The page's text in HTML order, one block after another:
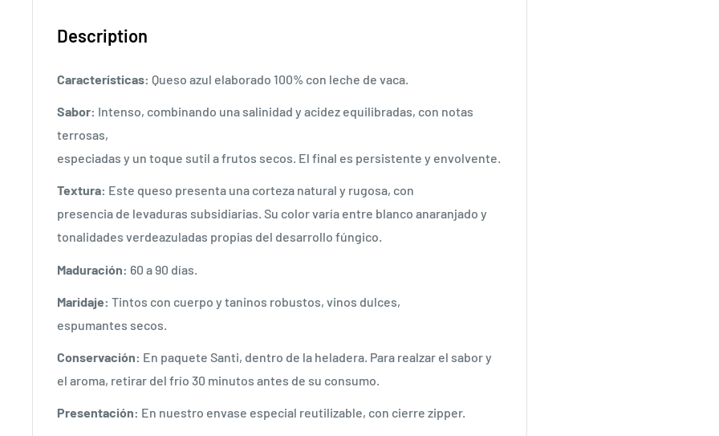
Description
Características: Queso azul elaborado 100% con leche de vaca.
Sabor: Intenso, combinando una salinidad y acidez equilibradas, con notas
terrosas,
especiadas y un toque sutil a frutos secos. El final es persistente y envolvente.
Textura: Este queso presenta una corteza natural y rugosa, con
presencia de levaduras subsidiarias. Su color varía entre blanco anaranjado y
tonalidades verdeazuladas propias del desarrollo fúngico.
Maduración: 60 a 90 días.
Maridaje: Tintos con cuerpo y taninos robustos, vinos dulces,
espumantes secos.
Conservación: En paquete Santi, dentro de la heladera. Para realzar el sabor y
el aroma, retirar del frío 30 minutos antes de su consumo.
Presentación: En nuestro envase especial reutilizable, con cierre zipper.